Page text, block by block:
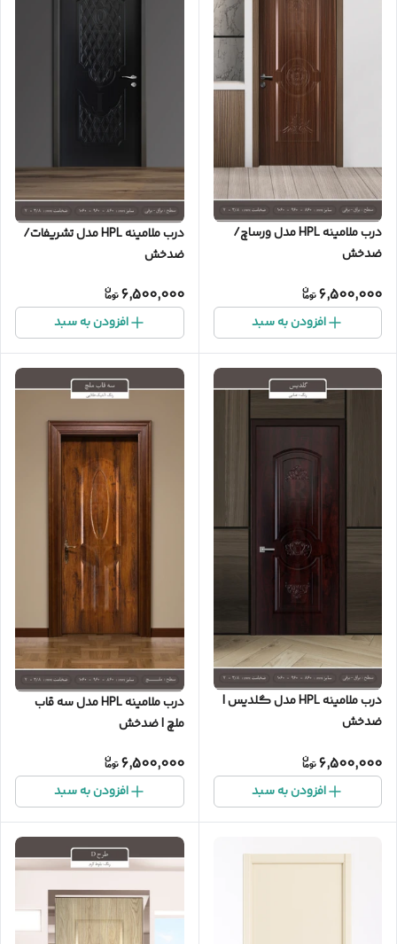
درب ملامینه HPL مدل ورساچ/
ضدخش
6,500,000
افزودن به سبد
درب ملامینه HPL مدل تشریفات/
ضدخش
6,500,000
افزودن به سبد
درب ملامینه HPL مدل گلدیس |
ضدخش
6,500,000
افزودن به سبد
درب ملامینه HPL مدل سه قاب
ملچ | ضدخش
6,500,000
افزودن به سبد